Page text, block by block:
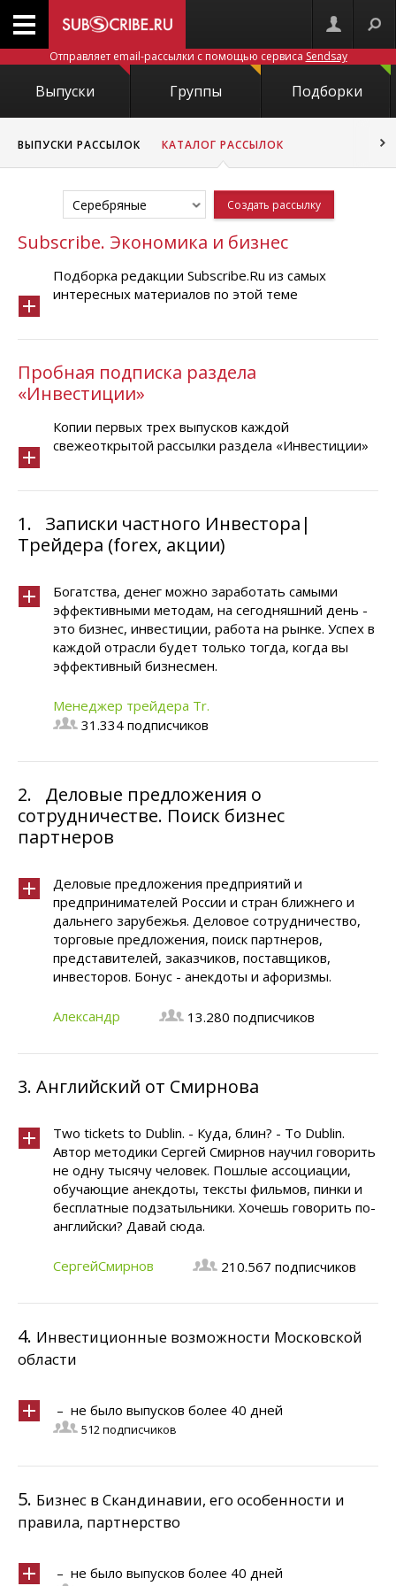
Отправляет email-рассылки с помощью сервиса Sendsay
Выпуски Группы Подборки
ВЫПУСКИ РАССЫЛОК КАТАЛОГ РАССЫЛОК
Серебряные Создать рассылку
Subscribe. Экономика и бизнес
Подборка редакции Subscribe.Ru из самых
интересных материалов по этой теме
Пробная подписка раздела
«Инвестиции»
Копии первых трех выпусков каждой
свежеоткрытой рассылки раздела «Инвестиции»
1.
Записки частного Инвестора|
Трейдера (forex, акции)
Богатства, денег можно заработать самыми
эффективными методам, на сегодняшний день -
это бизнес, инвестиции, работа на рынке. Успех в
каждой отрасли будет только тогда, когда вы
эффективный бизнесмен.
Менеджер трейдера Tr.
31.334 подписчиков
2.
Деловые предложения о
сотрудничестве. Поиск бизнес
партнеров
Деловые предложения предприятий и
предпринимателей России и стран ближнего и
дальнего зарубежья. Деловое сотрудничество,
торговые предложения, поиск партнеров,
представителей, заказчиков, поставщиков,
инвесторов. Бонус - анекдоты и афоризмы.
Александр 13.280 подписчиков
3. Английский от Смирнова
Two tickets to Dublin. - Куда, блин? - To Dublin.
Автор методики Сергей Смирнов научил говорить
не одну тысячу человек. Пошлые ассоциации,
обучающие анекдоты, тексты фильмов, пинки и
бесплатные подзатыльники. Хочешь говорить по-
английски? Давай сюда.
СергейСмирнов 210.567 подписчиков
4. Инвестиционные возможности Московской
области
– не было выпусков более 40 дней
512 подписчиков
5. Бизнес в Скандинавии, его особенности и
правила, партнерство
– не было выпусков более 40 дней